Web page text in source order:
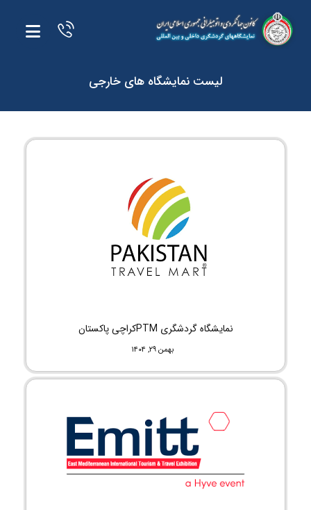
لیست نمایشگاه های خارجی
نمایشگاه گردشگری PTMکراچی پاکستان
بهمن ۲۹, ۱۴۰۴